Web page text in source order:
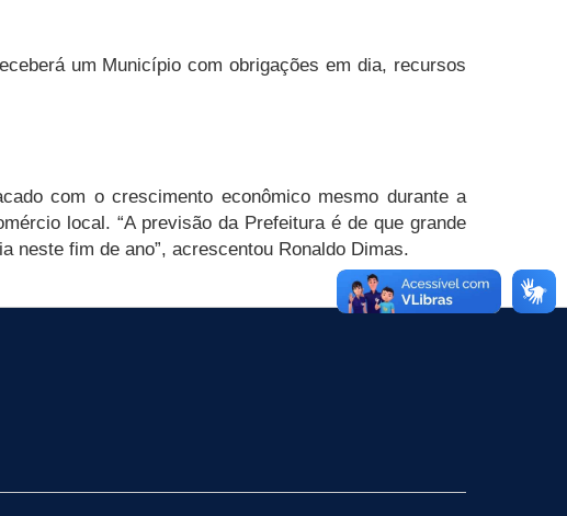
um Município com obrigações em dia, recursos
com o crescimento econômico mesmo durante a
local. “A previsão da Prefeitura é de que grande
neste fim de ano”, acrescentou Ronaldo Dimas.